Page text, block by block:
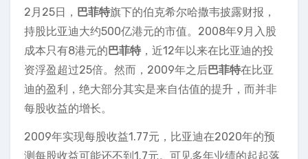
2月25日， 巴菲特旗下的伯克希尔哈撒韦披露财报，
持股比亚迪大约500亿港元的市值。2008年9月入股
成本只有8港元的巴菲特，近12年以来在比亚迪的投
资浮盈超过25倍。然而，2009年之后巴菲特在比亚
迪的盈利，绝大部分其实是来自估值的提升，而并非
每股收益的增长。
2009年实现每股收益1.77元，比亚迪在2020年的预
测每股收益可能还不到1.7元。可见多年业绩的起起落